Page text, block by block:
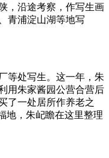
，沿途考察，作写生画
青浦淀山湖等地写
等处写生。这一年，朱
用朱家酱园公营合营后
了一处居所作养老之
地，朱屺瞻在这里整理